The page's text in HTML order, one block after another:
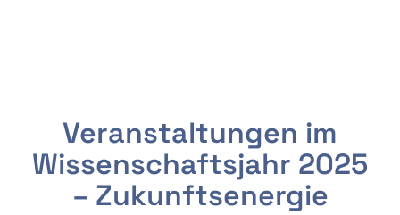
Veranstaltungen im
Wissenschaftsjahr 2025
– Zukunftsenergie